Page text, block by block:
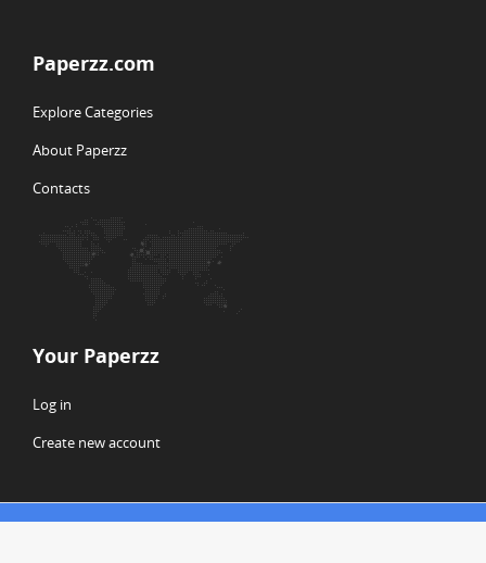
Paperzz.com
Explore Categories
About Paperzz
Contacts
Your Paperzz
Log in
Create new account